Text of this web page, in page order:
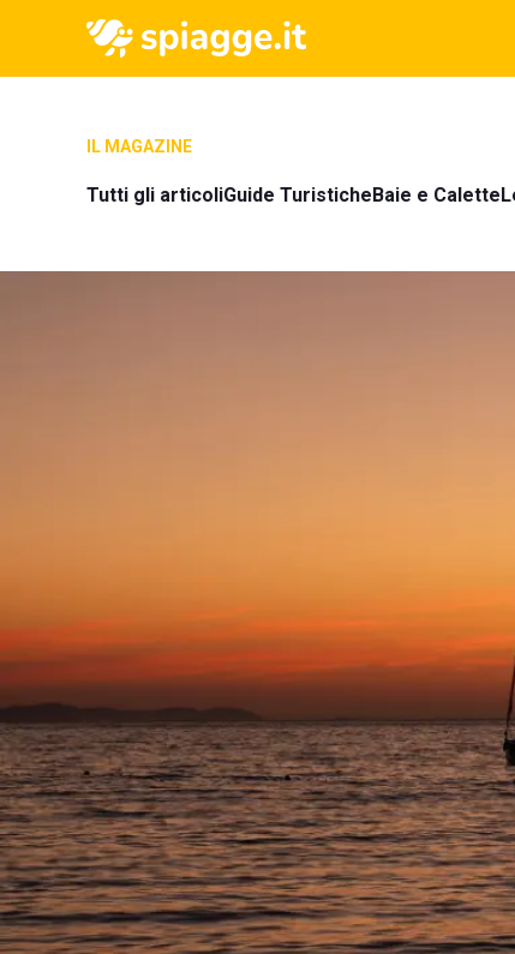
IL MAGAZINE
Tutti gli articoliGuide TuristicheBaie e Calette